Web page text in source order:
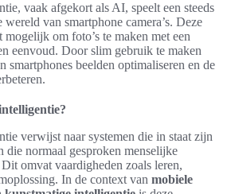
vaak afgekort als AI, speelt een steeds
van smartphone camera’s. Deze
om foto’s te maken met een
eenvoud. Door slim gebruik te maken
smartphones beelden optimaliseren en de
verwijst naar systemen die in staat zijn
die normaal gesproken menselijke
omvat vaardigheden zoals leren,
In de context van mobiele